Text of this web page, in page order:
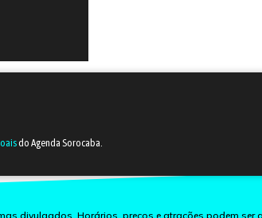
divulgados. Horários, preços e atrações podem ser
do Agenda Sorocaba.